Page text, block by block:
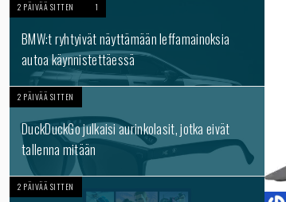
2 PÄIVÄÄ SITTEN 1
BMW:t ryhtyivät näyttämään leffamainoksia
autoa käynnistettäessä
2 PÄIVÄÄ SITTEN
DuckDuckGo julkaisi aurinkolasit, jotka eivät
tallenna mitään
2 PÄIVÄÄ SITTEN